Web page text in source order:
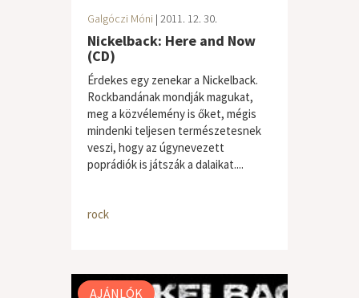
Galgóczi Móni | 2011. 12. 30.
Nickelback: Here and Now
(CD)
Érdekes egy zenekar a Nickelback.
Rockbandának mondják magukat,
meg a közvélemény is őket, mégis
mindenki teljesen természetesnek
veszi, hogy az úgynevezett
poprádiók is játszák a dalaikat....
rock
AJÁNLÓK